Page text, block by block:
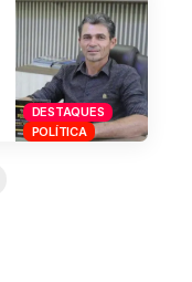
DESTAQUES
POLÍTICA